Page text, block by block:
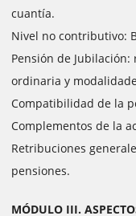
cuantía.
Nivel no contributivo:
Pensión de
ordinaria y
Compatibilidad de la
Complementos de la
Retribuciones
pensiones.
MÓDULO III.